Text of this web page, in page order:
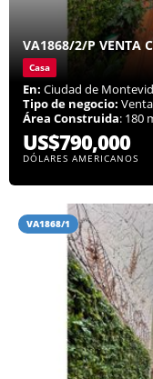
VA1868/2/P VENTA
Casa
En: Ciudad de
Tipo de negocio: Venta
Área Construida: 180
US$790,000
DÓLARES AMERICANOS
VA1868/1